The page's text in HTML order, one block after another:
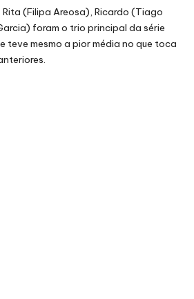
Rita (Filipa Areosa), Ricardo (Tiago
foram o trio principal da série
teve mesmo a pior média no que toca